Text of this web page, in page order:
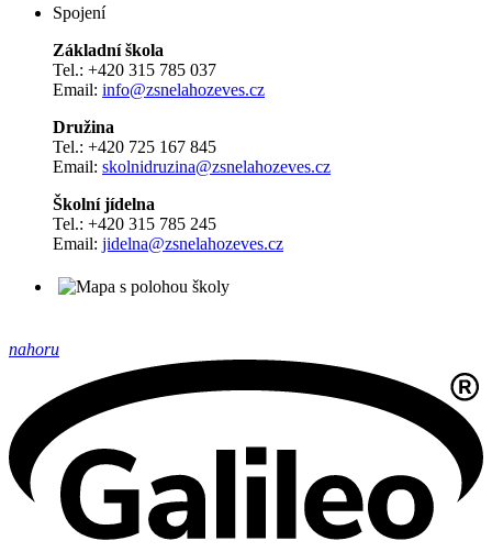
Spojení
Základní škola
Tel.: +420 315 785 037
Email: info@zsnelahozeves.cz
Družina
Tel.: +420 725 167 845
Email: skolnidruzina@zsnelahozeves.cz
Školní jídelna
Tel.: +420 315 785 245
Email: jidelna@zsnelahozeves.cz
nahoru